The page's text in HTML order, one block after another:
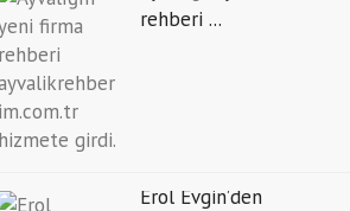
rehberi ...
Erol Evgin’den